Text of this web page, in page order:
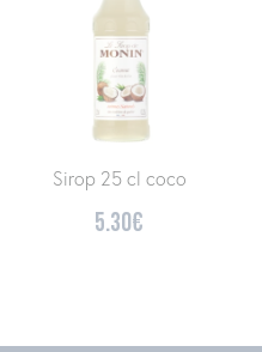
Sirop 25 cl coco
5.30€